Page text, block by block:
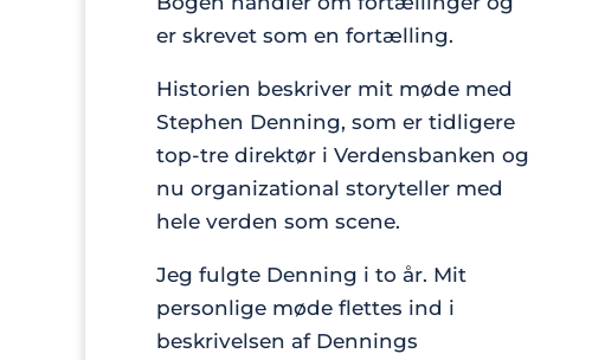
er skrevet som en fortælling.
Historien beskriver mit møde med
Stephen Denning, som er tidligere
top-tre direktør i Verdensbanken og
nu organizational storyteller med
hele verden som scene.
Jeg fulgte Denning i to år. Mit
personlige møde flettes ind i
beskrivelsen af Dennings